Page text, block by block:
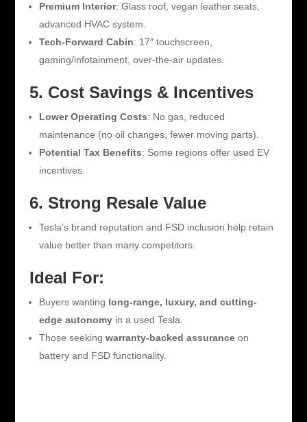
Premium Interior: Glass roof, vegan leather seats,
advanced HVAC system.
Tech-Forward Cabin: 17″ touchscreen,
gaming/infotainment, over-the-air updates.
5. Cost Savings & Incentives
Lower Operating Costs: No gas, reduced
maintenance (no oil changes, fewer moving parts).
Potential Tax Benefits: Some regions offer used EV
incentives.
6. Strong Resale Value
Tesla’s brand reputation and FSD inclusion help retain
value better than many competitors.
Ideal For:
Buyers wanting long-range, luxury, and cutting-
edge autonomyin a used Tesla.
Those seeking warranty-backed assuranceon
battery and FSD functionality.